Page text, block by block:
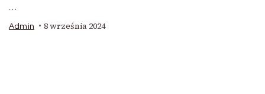
…
Admin 8 września 2024